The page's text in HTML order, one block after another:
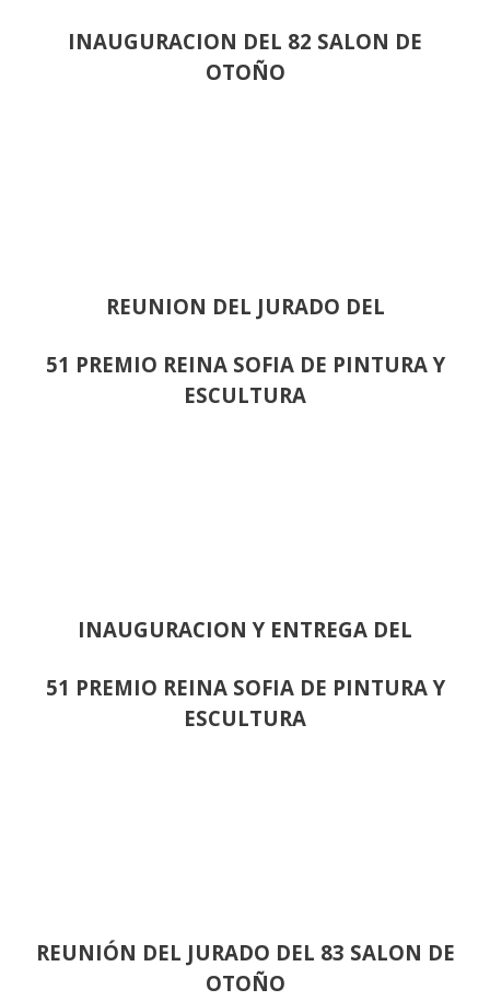
INAUGURACION DEL 82 SALON DE
OTOÑO
REUNION DEL JURADO DEL
51 PREMIO REINA SOFIA DE PINTURA Y
ESCULTURA
INAUGURACION Y ENTREGA DEL
51 PREMIO REINA SOFIA DE PINTURA Y
ESCULTURA
REUNIÓN DEL JURADO DEL 83 SALON DE
OTOÑO